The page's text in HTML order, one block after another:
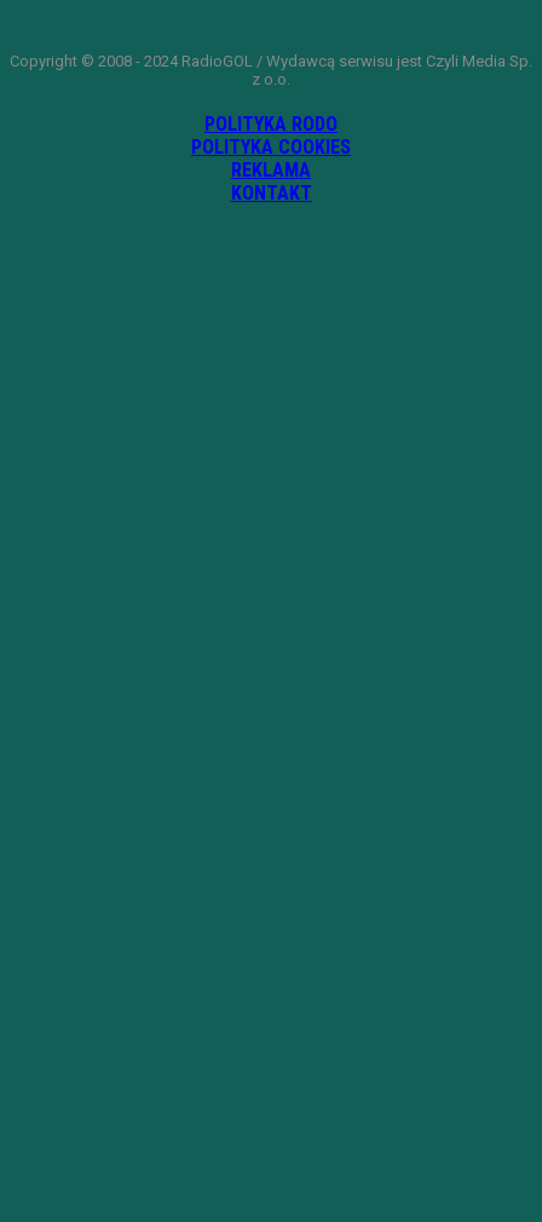
Copyright © 2008 - 2024 RadioGOL / Wydawcą serwisu jest Czyli Media Sp.
z o.o.
POLITYKA RODO
POLITYKA COOKIES
REKLAMA
KONTAKT